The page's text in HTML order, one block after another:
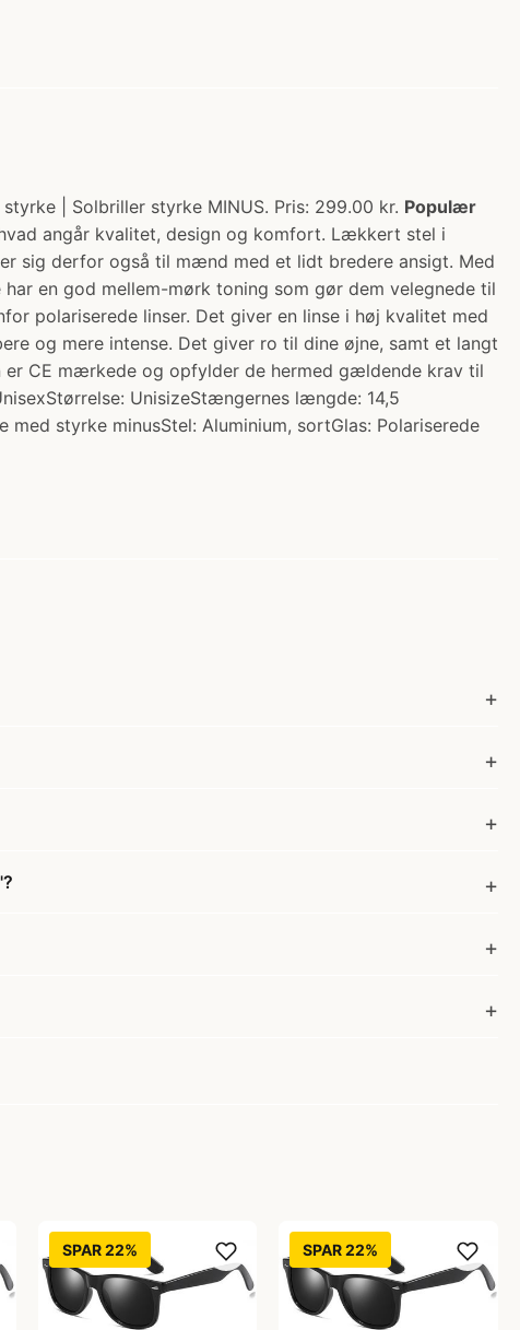
| Solbriller styrke MINUS. Pris: 299.00 kr. Populær
angår kvalitet, design og komfort. Lækkert stel i
sig derfor også til mænd med et lidt bredere ansigt. Med
en god mellem-mørk toning som gør dem velegnede til
polariserede linser. Det giver en linse i høj kvalitet med
og mere intense. Det giver ro til dine øjne, samt et langt
er CE mærkede og opfylder de hermed gældende krav til
UnisizeStængernes længde: 14,5
styrke minusStel: Aluminium, sortGlas: Polariserede
SPAR 22% SPAR 22%